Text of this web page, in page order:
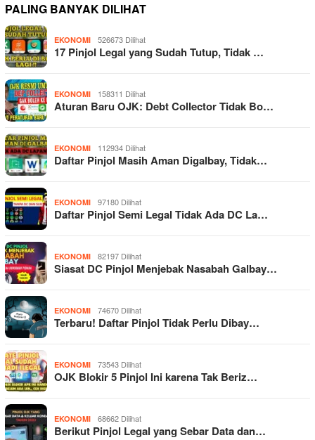
PALING BANYAK DILIHAT
EKONOMI 526673 Dilihat
17 Pinjol Legal yang Sudah Tutup, Tidak …
EKONOMI 158311 Dilihat
Aturan Baru OJK: Debt Collector Tidak Bo…
EKONOMI 112934 Dilihat
Daftar Pinjol Masih Aman Digalbay, Tidak…
EKONOMI 97180 Dilihat
Daftar Pinjol Semi Legal Tidak Ada DC La…
EKONOMI 82197 Dilihat
Siasat DC Pinjol Menjebak Nasabah Galbay…
EKONOMI 74670 Dilihat
Terbaru! Daftar Pinjol Tidak Perlu Dibay…
EKONOMI 73543 Dilihat
OJK Blokir 5 Pinjol Ini karena Tak Beriz…
EKONOMI 68662 Dilihat
Berikut Pinjol Legal yang Sebar Data dan…